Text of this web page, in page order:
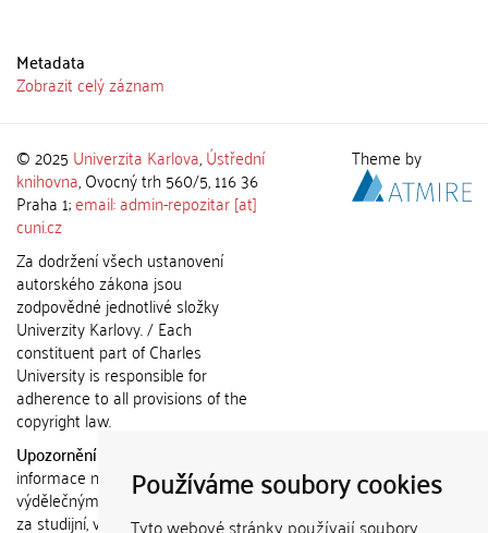
Používáme soubory cookies
Tyto webové stránky používají soubory
Metadata
Zobrazit celý záznam
© 2025 Univerzita Karlova,Ústřední
knihovna, Ovocný trh 560/5, 116 36
Praha 1;email: admin-repozitar [at]
cuni.cz
Za dodržení všech ustanovení
autorského zákona jsou
zodpovědné jednotlivé složky
Univerzity Karlovy. / Each
constituent part of Charles
University is responsible for
adherence to all provisions of the
copyright law.
Upozornění / Notice:
informace nemohou být použity k
výdělečným účelům nebo vydávány
za studijní, vědeckou nebo jinou
Theme by